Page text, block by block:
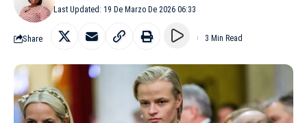
Last Updated: 19 De Marzo De 2026 06:33
Share 3 Min Read